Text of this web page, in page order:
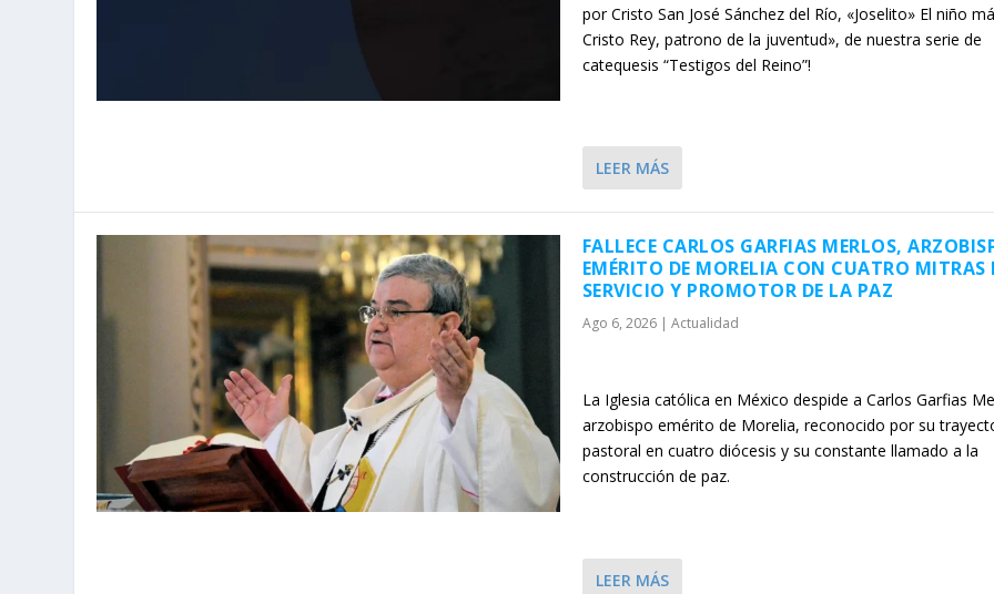
por Cristo San José Sánchez del Río, «Joselito» El niño
Cristo Rey, patrono de la juventud», de nuestra serie de
catequesis “Testigos del Reino”!
LEER MÁS
FALLECE CARLOS GARFIAS MERLOS,
EMÉRITO DE MORELIA CON CUATRO MITRAS
SERVICIO Y PROMOTOR DE LA PAZ
Ago 6, 2026| Actualidad
La Iglesia católica en México despide a Carlos Garfias
arzobispo emérito de Morelia, reconocido por su
pastoral en cuatro diócesis y su constante llamado a la
construcción de paz.
LEER MÁS